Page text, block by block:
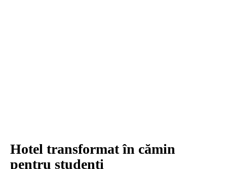
Hotel transformat în cămin
pentru studenţi